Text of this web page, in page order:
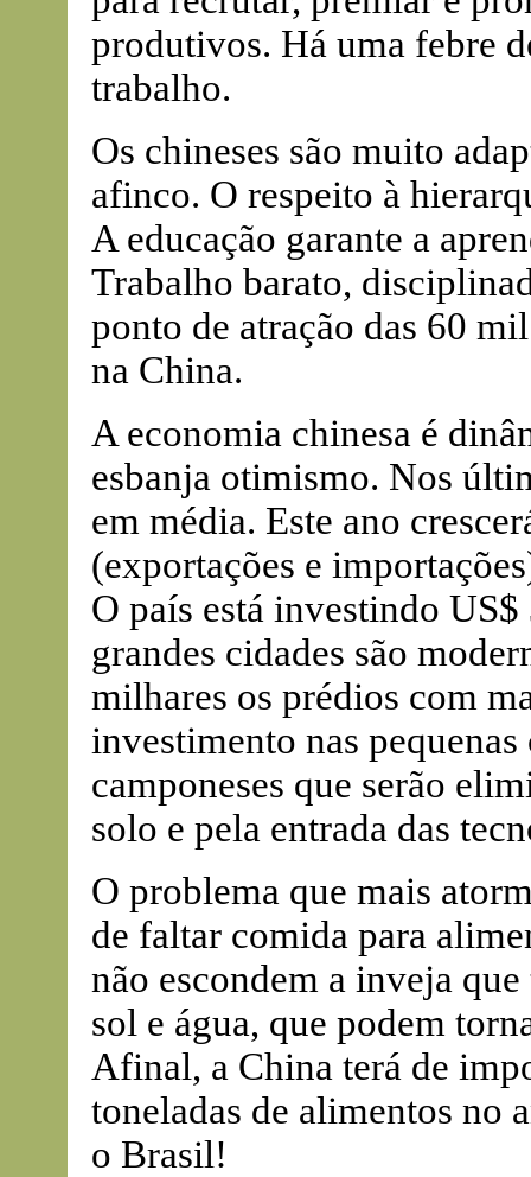
produtivos. Há uma febre
trabalho.
Os chineses são muito
afinco. O respeito à
A educação garante a
Trabalho barato,
ponto de atração das 60
na China.
A economia chinesa é
esbanja otimismo. Nos
em média. Este ano
(exportações e
O país está investindo
grandes cidades são
milhares os prédios com
investimento nas
camponeses que serão
solo e pela entrada das
O problema que mais
de faltar comida para
não escondem a inveja
sol e água, que podem
Afinal, a China terá de
toneladas de alimentos no
o Brasil!